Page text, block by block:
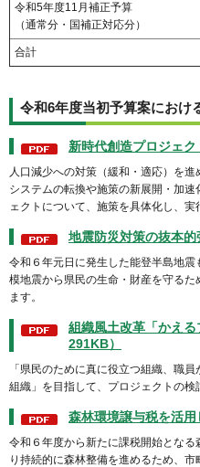
令和5年度11⽉補正予算
（通常分・国補正対応分）
合計
令和6年度当初予算案におけ
新時代創造プロジェク
人口減少への対策（緩和・適応）を
システムの転換や施策の新展開・加
ェクトについて、施策を具体化し、実
地震防災対策の抜本的
令和６年元⽇に発生した能登半島地
模地震から県⺠の生命・財産を守る
ます。
組織風土改革「かえる
291KB）
「県⺠のために真に役⽴つ組織、職
組織」を目指して、プロジェクトの検
森林環境譲与税を活⽤
令和６年度から新たに課税開始とな
り持続的に森林整備を進めるため、